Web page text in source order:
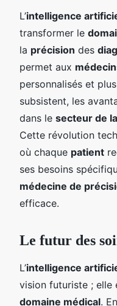
L’intelligence
transformer le
la précision des
permet aux
personnalisés et
subsistent, les
dans le secteur de
Cette révolution
où chaque patient
ses besoins
médecine de
efficace.
Le futur des
L’intelligence
vision futuriste ; elle
domaine médical.